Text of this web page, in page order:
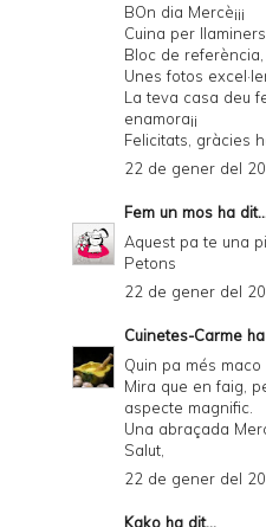
BOn dia Mercè¡¡¡
Cuina per llaminers
Bloc de
Unes fotos
La teva casa deu
enamora¡¡
Felicitats, gràcies
22 de gener del
Fem un mos ha
Aquest pa te una
Petons
22 de gener del
Cuinetes-Carme
Quin pa més
Mira que en faig,
aspecte magnific.
Una abraçada
Salut,
22 de gener del
Kako ha dit...